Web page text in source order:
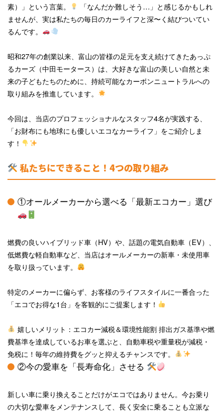
素）」という言葉。
「なんだか難しそう…」と感じるかもしれ
ませんが、実は私たちの毎日のカーライフと深〜く結びついてい
るんです。
昭和27年の創業以来、富山の皆様の足元を支え続けてきたあっぷ
るカーズ（中田モータース）は、大好きな富山の美しい自然と未
来の子どもたちのために、持続可能なカーボンニュートラルへの
取り組みを推進しています。
今回は、当店のプロフェッショナルなスタッフ4名が実践する、
「お財布にも地球にも優しいエコなカーライフ」をご紹介しま
す！
私たちにできること！4つの取り組み
①オールメーカーから選べる「最新エコカー」選び
燃費の良いハイブリッド車（HV）や、話題の電気自動車（EV）、
低燃費な軽自動車など、当店はオールメーカーの新車・未使用車
を取り扱っています。
特定のメーカーに偏らず、お客様のライフスタイルに一番合った
「エコでお得な1台」を客観的にご提案します！
嬉しいメリット：エコカー減税＆環境性能割排出ガス基準や燃
費基準を達成しているお車を選ぶと、自動車税や重量税が減税・
免税に！毎年の維持費をグッと抑えるチャンスです。
②今の愛車を「長寿命化」させる
新しい車に乗り換えることだけがエコではありません。今お乗り
の大切な愛車をメンテナンスして、長く安全に乗ることも立派な